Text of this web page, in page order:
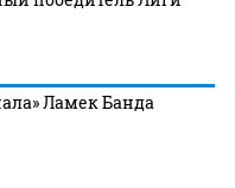
Ламек Банда